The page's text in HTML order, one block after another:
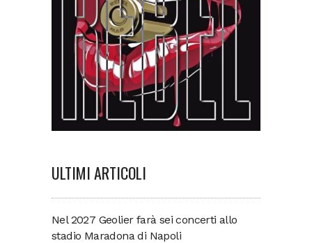
ULTIMI ARTICOLI
Nel 2027 Geolier farà sei concerti allo
stadio Maradona di Napoli